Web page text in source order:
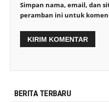
Simpan nama, email, dan
peramban ini untuk
BERITA TERBARU